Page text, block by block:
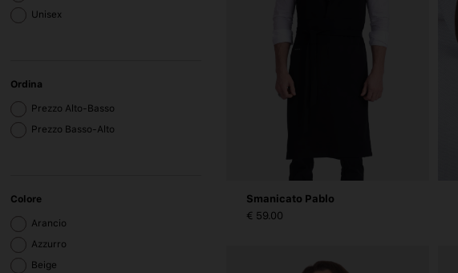
Unisex
Ordina
Prezzo Alto-Basso
Prezzo Basso-Alto
Colore
Arancio
Azzurro
Beige
Smanicato Pablo
€ 59.00